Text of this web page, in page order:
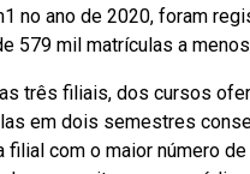
no ano de 2020, foram
579 mil matrículas a
três filiais, dos cursos
em dois semestres
filial com o maior número